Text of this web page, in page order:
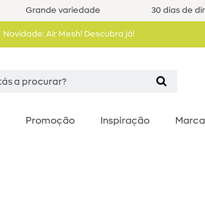
Grande variedade 30 dias de
Novidade: Air Mesh! Descubra já!
Promoção Inspiração